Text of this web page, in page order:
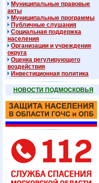
Муниципальные правовые
акты
Муниципальные программы
Публичные слушания
Социальная поддержка
населения
Организации и учреждения
округа
Оценка регулирующего
воздействия
Инвестиционная политика
НОВОСТИ ПОДМОСКОВЬЯ